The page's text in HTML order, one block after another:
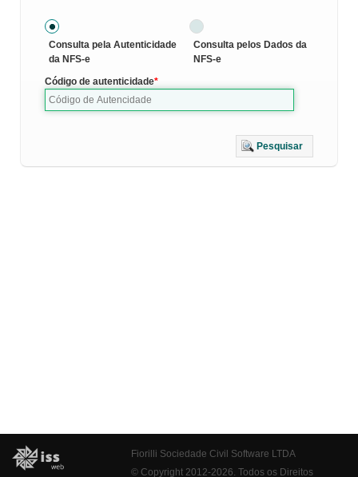
Consulta pela Autenticidade
da NFS-e
Consulta pelos Dados da
NFS-e
Código de autenticidade
Pesquisar
Fiorilli Sociedade Civil Software LTDA
© Copyright 2012-2026. Todos os Direitos